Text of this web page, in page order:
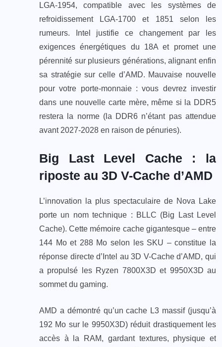
LGA-1954, compatible avec les systèmes de
refroidissement LGA-1700 et 1851 selon les
rumeurs. Intel justifie ce changement par les
exigences énergétiques du 18A et promet une
pérennité sur plusieurs générations, alignant enfin
sa stratégie sur celle d’AMD. Mauvaise nouvelle
pour votre porte-monnaie : vous devrez investir
dans une nouvelle carte mère, même si la DDR5
restera la norme (la DDR6 n’étant pas attendue
avant 2027-2028 en raison de pénuries).
Big Last Level Cache : la
riposte au 3D V-Cache d’AMD
L’innovation la plus spectaculaire de Nova Lake
porte un nom technique : BLLC (Big Last Level
Cache). Cette mémoire cache gigantesque – entre
144 Mo et 288 Mo selon les SKU – constitue la
réponse directe d’Intel au 3D V-Cache d’AMD, qui
a propulsé les Ryzen 7800X3D et 9950X3D au
sommet du gaming.
AMD a démontré qu’un cache L3 massif (jusqu’à
192 Mo sur le 9950X3D) réduit drastiquement les
accès à la RAM, gardant textures, physique et